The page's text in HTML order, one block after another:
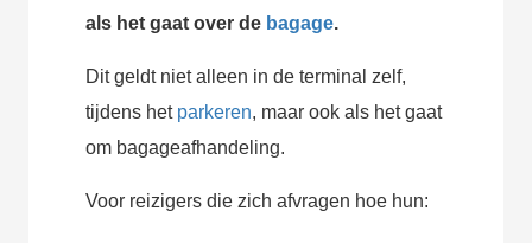
als het gaat over de bagage.
Dit geldt niet alleen in de terminal zelf,
tijdens het parkeren, maar ook als het gaat
om bagageafhandeling.
Voor reizigers die zich afvragen hoe hun: